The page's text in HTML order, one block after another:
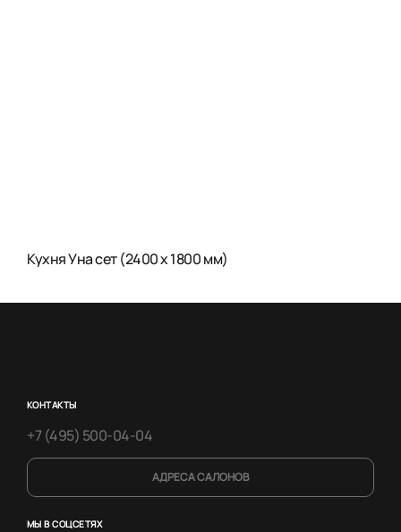
Кухня Уна сет (2400 x 1800 мм)
КОНТАКТЫ
+7 (495) 500-04-04
АДРЕСА САЛОНОВ
МЫ В СОЦСЕТЯХ